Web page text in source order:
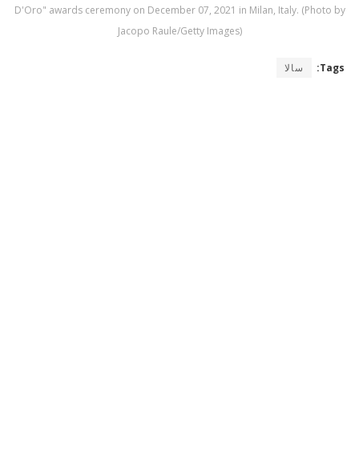
D'Oro" awards ceremony on December 07, 2021 in Milan, Italy. (Photo by
Jacopo Raule/Getty Images)
Tags: سالا